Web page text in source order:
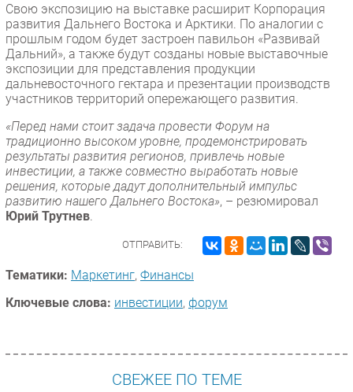
Свою экспозицию на выставке расширит Корпорация
развития Дальнего Востока и Арктики. По аналогии с
прошлым годом будет застроен павильон «Развивай
Дальний», а также будут созданы новые выставочные
экспозиции для представления продукции
дальневосточного гектара и презентации производств
участников территорий опережающего развития.
«Перед нами стоит задача провести Форум на
традиционно высоком уровне, продемонстрировать
результаты развития регионов, привлечь новые
инвестиции, а также совместно выработать новые
решения, которые дадут дополнительный импульс
развитию нашего Дальнего Востока», – резюмировал
Юрий Трутнев.
ОТПРАВИТЬ:
Тематики: Маркетинг, Финансы
Ключевые слова: инвестиции, форум
СВЕЖЕЕ ПО ТЕМЕ